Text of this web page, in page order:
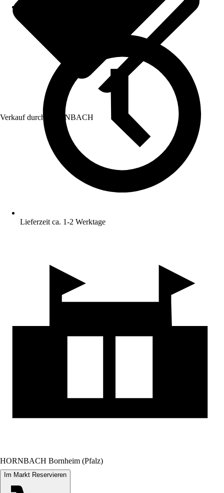
Verkauf durch: HORNBACH
Lieferzeit ca. 1-2 Werktage
HORNBACH Bornheim (Pfalz)
Im Markt Reservieren